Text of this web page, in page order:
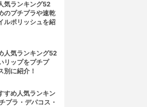
気ランキング52
のプチプラや速乾
ルポリッシュを紹
人気ランキング52
リップをプチプ
別に紹介！
すめ人気ランキン
プラ・デパコス・